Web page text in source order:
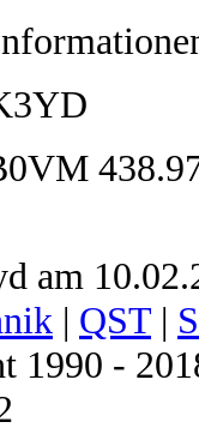
am
| QST |
1990 -